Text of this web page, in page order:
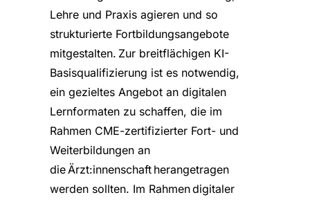
Lehre und Praxis agieren und so
strukturierte Fortbildungsangebote
mitgestalten. Zur breitflächigen KI-
Basisqualifizierung ist es notwendig,
ein gezieltes Angebot an digitalen
Lernformaten zu schaffen, die im
Rahmen CME-zertifizierter Fort- und
Weiterbildungen an
die Ärzt:innenschaft herangetragen
werden sollten. Im Rahmen digitaler